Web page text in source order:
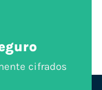
cifrados